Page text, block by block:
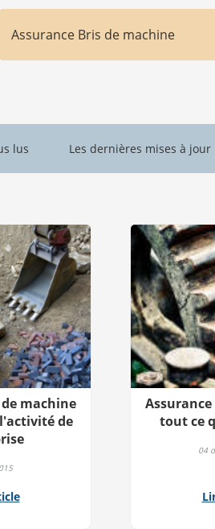
Assurance Bris de machine
lus Les dernières mises à jour
machine
de
tout ce
04